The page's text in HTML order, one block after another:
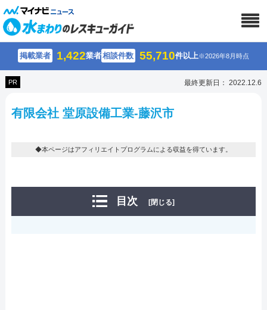
掲載業者 1,422業者相談件数 55,710件以上※2026年8月時点
PR 最終更新日： 2022.12.6
有限会社 堂原設備工業-藤沢市
◆本ページはアフィリエイトプログラムによる収益を得ています。
目次 [閉じる]